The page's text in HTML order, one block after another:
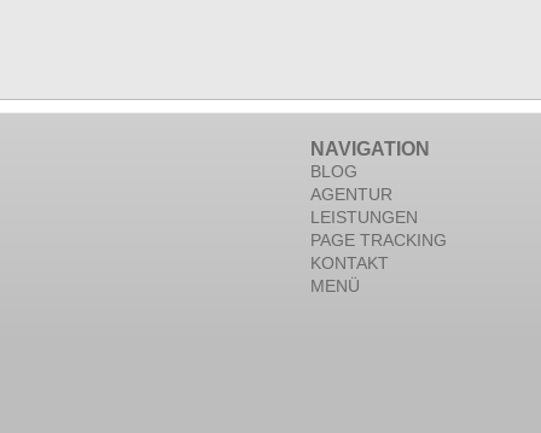
NAVIGATION
BLOG
AGENTUR
LEISTUNGEN
PAGE TRACKING
KONTAKT
MENÜ